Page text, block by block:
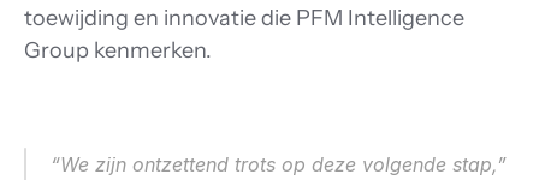
toewijding en innovatie die PFM Intelligence
Group kenmerken.
“We zijn ontzettend trots op deze volgende stap,”